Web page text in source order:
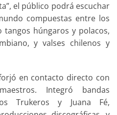
el público podrá escuchar
compuestas entre los
tangos húngaros y polacos,
y valses chilenos y
en contacto directo con
Integró bandas
Trukeros y Juana Fé,